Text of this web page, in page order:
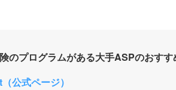
険のプログラムがある大手ASPのおすす
公式ページ）